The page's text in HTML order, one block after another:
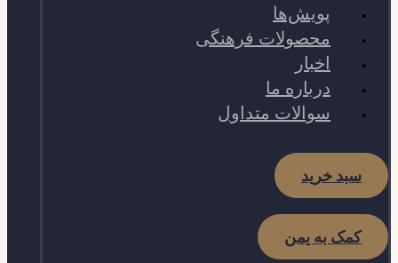
پویش‌ها
محصولات فرهنگی
اخبار
درباره ما
سوالات متداول
سبد خرید
کمک به یمن